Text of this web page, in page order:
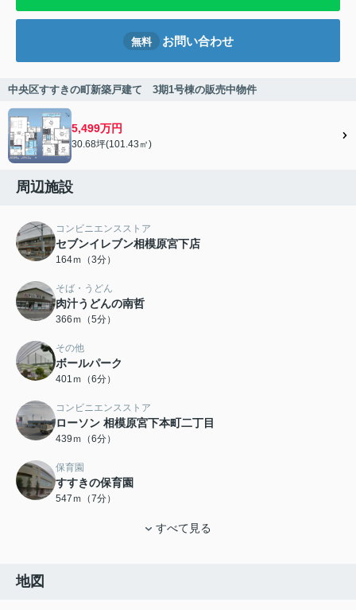
無料 お問い合わせ
中央区すすきの町新築戸建て 3期1号棟の販売中物件
5,499万円
30.68坪(101.43㎡)
周辺施設
コンビニエンスストア
セブンイレブン相模原宮下店
164ｍ（3分）
そば・うどん
肉汁うどんの南哲
366ｍ（5分）
その他
ボールパーク
401ｍ（6分）
コンビニエンスストア
ローソン 相模原宮下本町二丁目
439ｍ（6分）
保育園
すすきの保育園
547ｍ（7分）
すべて見る
地図